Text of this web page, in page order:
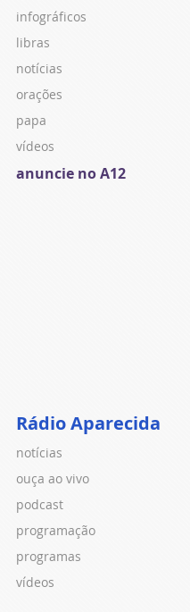
infográficos
libras
notícias
orações
papa
vídeos
anuncie no A12
Rádio Aparecida
notícias
ouça ao vivo
podcast
programação
programas
vídeos